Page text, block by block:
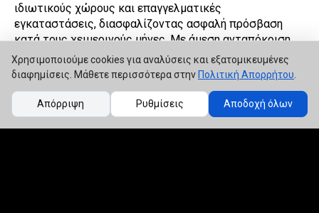
ιδιωτικούς χώρους και επαγγελματικές
εγκαταστάσεις, διασφαλίζοντας ασφαλή πρόσβαση
κατά τους χειμερινούς μήνες. Με άμεση ανταπόκριση
και κατάλληλο εξοπλισμό, αντιμετωπίζουμε
αποτελεσματικά τα έντονα καιρικά φαινόμενα.
Χρησιμοποιούμε cookies για αναλύσεις και εξατομικευμένες
διαφημίσεις. Μάθετε περισσότερα στην Πολιτική Απορρήτου
Απόρριψη Ρυθμίσεις Αποδοχή όλων